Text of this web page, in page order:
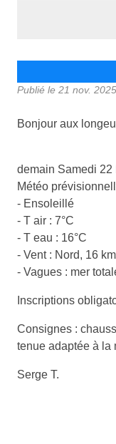
Publié le 21 nov. 2025
Bonjour aux
demain Samedi 22
Météo
- Ensoleillé
- T air : 7°C
- T eau : 16°C
- Vent : Nord, 16
- Vagues : mer
Inscriptions
Consignes :
tenue adaptée à la
Serge T.